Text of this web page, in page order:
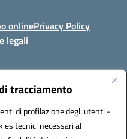
tracciamento
di profilazione degli utenti -
tecnici necessari al
onlinePrivacy Policy
legali